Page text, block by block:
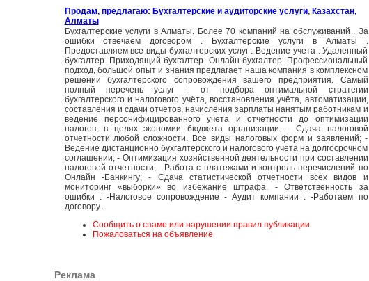
Продам, предлагаю: Бухгалтерские и аудиторские услуги, Казахстан,
Алматы
Бухгалтерские услуги в Алматы. Более 70 компаний на обслуживаний . За
ошибки отвечаем договором . Бухгалтерские услуги в Алматы .
Предоставляем все виды бухгалтерских услуг . Ведение учета . Удаленный
бухгалтер. Приходящий бухгалтер. Онлайн бухгалтер. Профессиональный
подход, большой опыт и знания предлагает наша компания в комплексном
решении бухгалтерского сопровождения вашего предприятия. Самый
полный перечень услуг – от подбора оптимальной стратегии
бухгалтерского и налогового учёта, восстановления учёта, автоматизации,
составления и сдачи отчётов, начисления зарплаты нанятым работникам и
ведение персонифицированного учета и отчетности до оптимизации
налогов, в целях экономии бюджета организации. - Сдача налоговой
отчетности любой сложности. Все виды налоговых форм и заявлений; -
Ведение дистанционно бухгалтерского и налогового учета на долгосрочном
соглашении; - Оптимизация хозяйственной деятельности при составлении
налоговой отчетности; - Работа с платежами и контроль перечислений по
Онлайн -Банкингу; - Сдача статистической отчетности всех видов и
мониторинг «выборки» во избежание штрафа. - Ответственность за
ошибки . -Налоговое сопровождение - Аудит компании . -Работаем по
договору .
Сообщить о спаме или нарушении правил публикации
Пожаловаться на объявление
Реклама